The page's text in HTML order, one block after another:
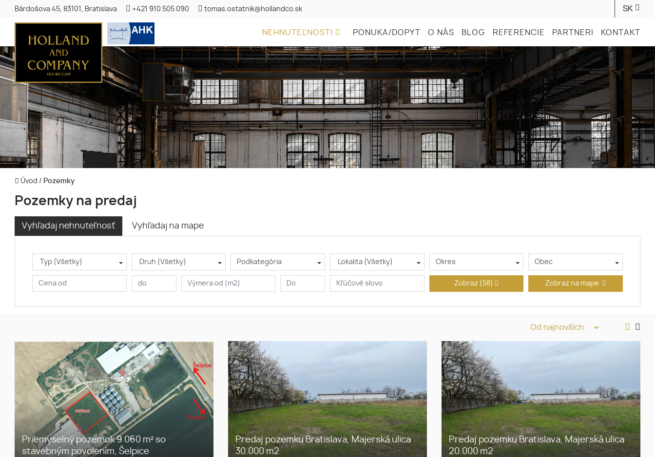
Bárdošova 45, 83101, Bratislava +421 910 505 090 tomas.ostatnik@hollandco.sk SK
NEHNUTEĽNOSTI PONUKA/DOPYT O NÁS BLOG REFERENCIE PARTNERI KONTAKT
Úvod / Pozemky
Pozemky na predaj
Vyhľadaj nehnuteľnosť Vyhľadaj na mape
Typ (Všetky) Druh (Všetky) Podkategória Lokalita (Všetky) Okres Obec
Zobraz (58)
Priemyselný pozemok 9 060 m² so
stavebným povolením, Šelpice
Predaj pozemku Bratislava, Majerská ulica
30.000 m2
Predaj pozemku Bratislava, Majerská ulica
20.000 m2